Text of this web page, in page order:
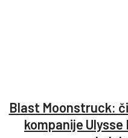
Blast Moonstruck:
kompanije